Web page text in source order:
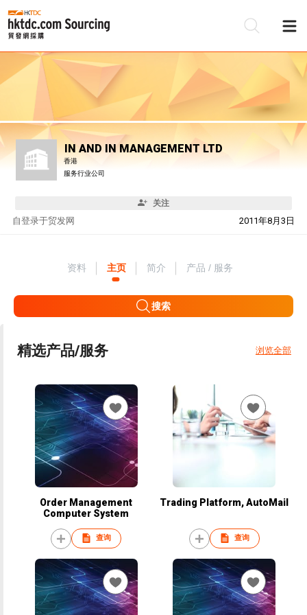
IN AND IN MANAGEMENT LTD
香港
服务行业公司
关注
自 2011年8月3日
登录于贸发网
资料 主页 简介 产品 / 服务
搜索
精选产品/服务 浏览全部
Order Management
Computer System
查询
Trading Platform, AutoMail
查询